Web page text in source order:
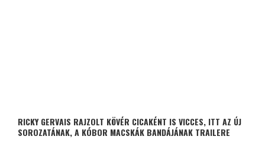
RICKY GERVAIS RAJZOLT KÖVÉR CICAKÉNT IS VICCES, ITT AZ ÚJ
SOROZATÁNAK, A KÓBOR MACSKÁK BANDÁJÁNAK TRAILERE